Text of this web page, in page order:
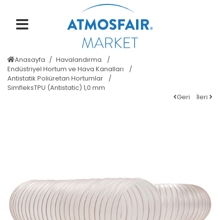
Anasayfa
Havalandırma
Endüstriyel Hortum ve Hava Kanalları
Antistatik Poliüretan Hortumlar
SimfleksTPU (Antistatic) 1,0 mm
Geri
İleri